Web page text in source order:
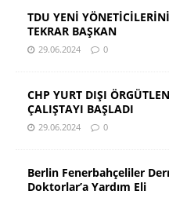
TDU YENİ
TEKRAR BAŞKAN
29.06.2024 0
CHP YURT DIŞI
ÇALIŞTAYI BAŞLADI
29.06.2024 0
Berlin Fenerbahçeliler
Doktorlar’a Yardım Eli